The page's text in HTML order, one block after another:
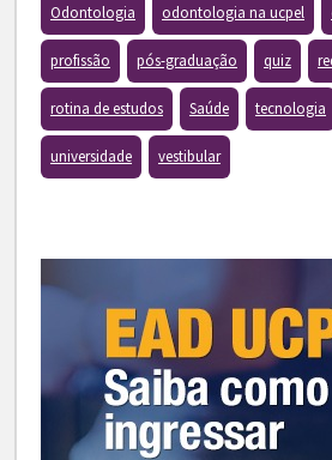
Odontologia odontologia na ucpel
profissão pós-graduação quiz
rotina de estudos Saúde tecnologia
universidade vestibular